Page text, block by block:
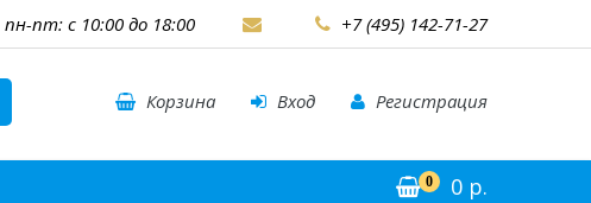
пн-пт: с 10:00 до 18:00 +7 (495) 142-71-27
Корзина Вход Регистрация
0 0 р.